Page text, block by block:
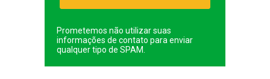
Prometemos não utilizar suas
informações de contato para enviar
qualquer tipo de SPAM.